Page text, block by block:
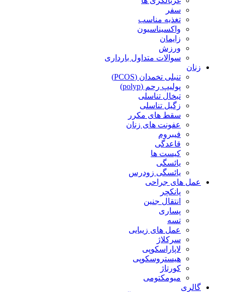
سفر
تغذیه مناسب
واکسیناسیون
زایمان
ورزش
سوالات متداول بارداری
زنان
تنبلی تخمدان (PCOS)
پولیپ رحم (polyp)
تبخال تناسلی
زگیل تناسلی
سقط های مکرر
عفونت های زنان
فیبروم
قاعدگی
کیست ها
یائسگی
یائسگی زودرس
عمل های جراحی
پانکچر
انتقال جنین
پساری
تسه
عمل های زیبایی
سرکلاژ
لاپاراسکوپی
هیستروسکوپی
کورتاژ
میومکتومی
گالری